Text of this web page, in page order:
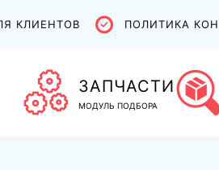
КЛИЕНТОВ ПОЛИТИКА
ЗАПЧАСТИ
МОДУЛЬ ПОДБОРА